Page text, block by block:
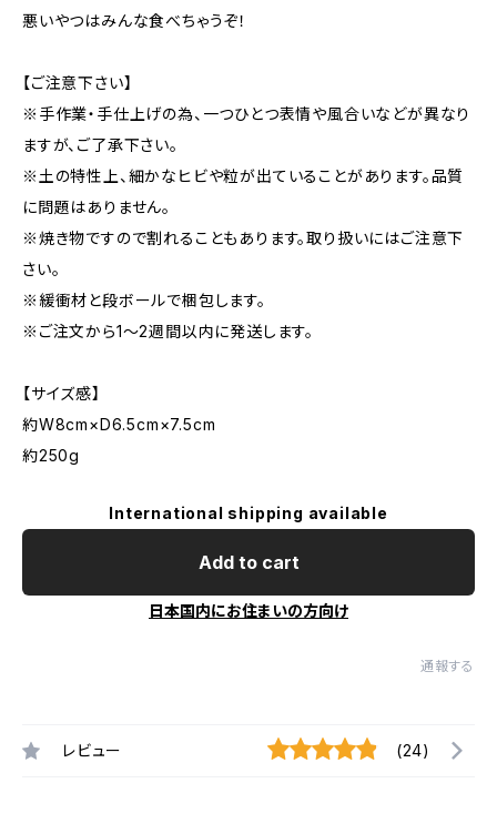
悪いやつはみんな食べちゃうぞ！
【ご注意下さい】
※手作業・手仕上げの為、一つひとつ表情や風合いなどが異なり
ますが、ご了承下さい。
※土の特性上、細かなヒビや粒が出ていることがあります。品質
に問題はありません。
※焼き物ですので割れることもあります。取り扱いにはご注意下
さい。
※緩衝材と段ボールで梱包します。
※ご注文から1～2週間以内に発送します。
【サイズ感】
約W8cm×D6.5cm×7.5cm
約250g
International shipping available
Add to cart
日本国内にお住まいの方向け
通報する
レビュー (24)